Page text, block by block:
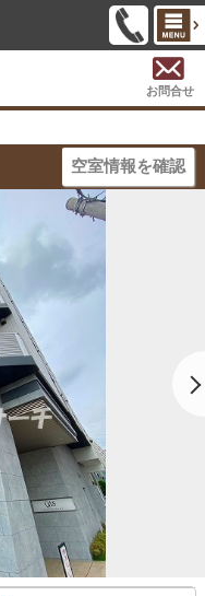
お問合せ
空室情報を確認